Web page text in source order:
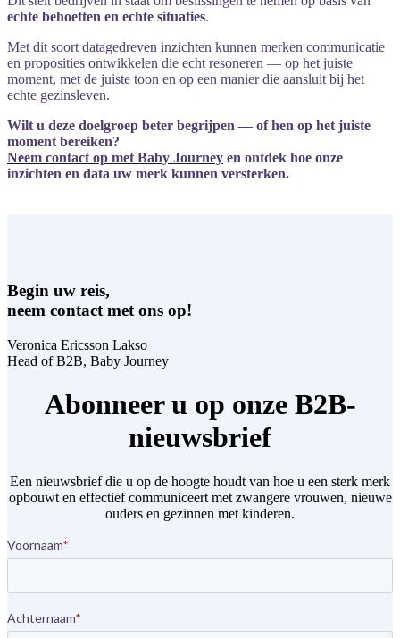
echte behoeften en echte situaties.
Met dit soort datagedreven inzichten kunnen merken communicatie
en proposities ontwikkelen die echt resoneren — op het juiste
moment, met de juiste toon en op een manierdie aansluit bij het
echte gezinsleven.
Wilt u deze doelgroep beter begrijpen — ofhen op het juiste
moment bereiken?
Neem contact op met Baby Journey en ontdek hoe onze
inzichten en data uw merk kunnen versterken.
Begin uw reis,
neem contact met ons op!
Veronica Ericsson Lakso
Head of B2B, Baby Journey
Abonneer u op onze B2B-
nieuwsbrief
Een nieuwsbrief die u op de hoogte houdt van hoe u een sterk merk
opbouwt en effectief communiceert met zwangere vrouwen, nieuwe
ouders en gezinnen met kinderen.